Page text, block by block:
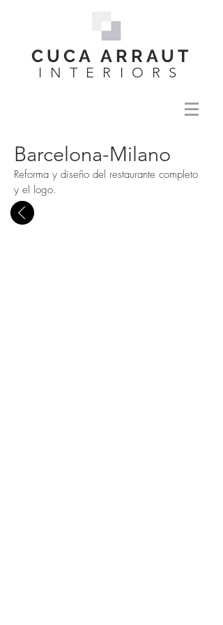
CUCA ARRAUT
INTERIORS
Reforma y diseño del restaurante completo
y el logo.
Barcelona-Milano